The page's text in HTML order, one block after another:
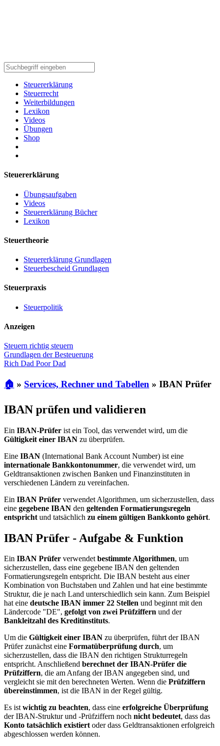
Steuererklärung
Steuerrecht
Weiterbildungen
Lexikon
Videos
Übungen
Shop
Steuererklärung
Übungsaufgaben
Videos
Steuererklärung Bücher
Lexikon
Steuertheorie
Steuererklärung Grundlagen
Steuerbescheid Grundlagen
Steuerpraxis
Steuerpolitik
Anzeigen
Steuern richtig steuern
Grundlagen der Besteuerung
Rich Dad Poor Dad
🏠 » Services, Rechner und Tabellen » IBAN Prüfer
IBAN prüfen und validieren
Ein IBAN-Prüfer ist ein Tool, das verwendet wird, um die
Gültigkeit einer IBAN zu überprüfen.
Eine IBAN (International Bank Account Number) ist eine
internationale Bankkontonummer, die verwendet wird, um
Geldtransaktionen zwischen Banken und Finanzinstituten in
verschiedenen Ländern zu vereinfachen.
Ein IBAN Prüfer verwendet Algorithmen, um sicherzustellen, dass
eine gegebene IBAN den geltenden Formatierungsregeln
entspricht und tatsächlich zu einem gültigen Bankkonto gehört.
IBAN Prüfer - Aufgabe & Funktion
Ein IBAN Prüfer verwendetbestimmte Algorithmen, um
sicherzustellen, dass eine gegebene IBAN den geltenden
Formatierungsregeln entspricht. Die IBAN besteht aus einer
Kombination von Buchstaben und Zahlen und hat eine bestimmte
Struktur, die je nach Land unterschiedlich sein kann. Zum Beispiel
hat eine deutsche IBAN immer 22 Stellen und beginnt mit den
Ländercode "DE", gefolgt von zwei Prüfziffern und der
Bankleitzahl des Kreditinstituts.
Um die Gültigkeit einer IBAN zu überprüfen, führt der IBAN
Prüfer zunächst eine Formatüberprüfung durch, um
sicherzustellen, dass die IBAN den richtigen Strukturregeln
entspricht. Anschließend berechnet der IBAN-Prüfer die
Prüfziffern, die am Anfang der IBAN angegeben sind, und
vergleicht sie mit den berechneten Werten. Wenn die Prüfziffern
übereinstimmen, ist die IBAN in der Regel gültig.
Es istwichtig zu beachten, dass eine erfolgreiche Überprüfung
der IBAN-Struktur und -Prüfziffern noch nicht bedeutet, dass das
Konto tatsächlich existiertoder dass Geldtransaktionen erfolgreich
abgeschlossen werden können.